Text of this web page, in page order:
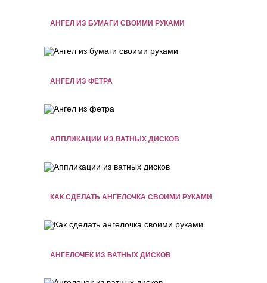
АНГЕЛ ИЗ БУМАГИ СВОИМИ РУКАМИ
АНГЕЛ ИЗ ФЕТРА
АППЛИКАЦИИ ИЗ ВАТНЫХ ДИСКОВ
КАК СДЕЛАТЬ АНГЕЛОЧКА СВОИМИ РУКАМИ
АНГЕЛОЧЕК ИЗ ВАТНЫХ ДИСКОВ